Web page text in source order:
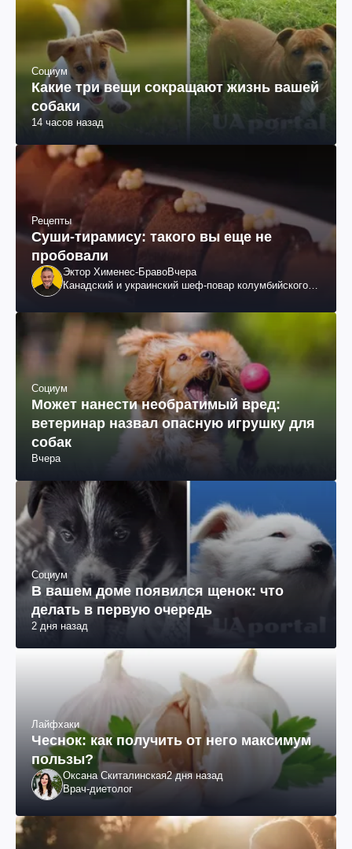
Социум
Какие три вещи сокращают жизнь вашей
собаки
14 часов назад
Рецепты
Суши-тирамису: такого вы еще не
пробовали
Эктор Хименес-БравоВчера
Канадский и украинский шеф-повар колумбийского
Социум
Может нанести необратимый вред:
ветеринар назвал опасную игрушку для
собак
Вчера
Социум
В вашем доме появился щенок: что
делать в первую очередь
2 дня назад
Лайфхаки
Чеснок: как получить от него максимум
пользы?
Оксана Скиталинская2 дня назад
Врач-диетолог